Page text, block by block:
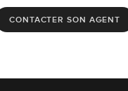
CONTACTER SON AGENT